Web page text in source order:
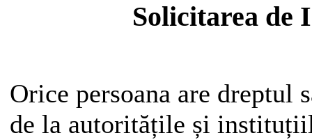
Solicitarea de
Orice persoana are dreptul
de la autoritățile și